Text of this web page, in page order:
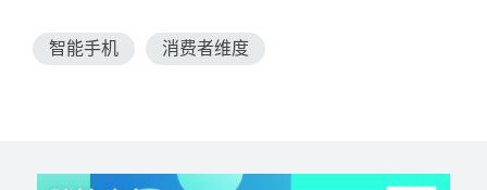
智能手机 消费者维度